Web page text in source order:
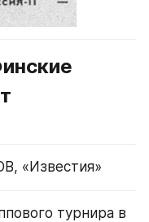
«Известия»
турнира в